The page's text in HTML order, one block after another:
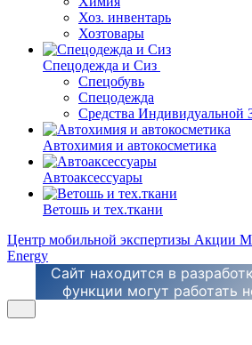
Хоз. инвентарь
Хозтовары
Спецодежда и Сиз
Спецобувь
Спецодежда
Средства Индивидуальной
Автохимия и автокосметика
Автоаксессуары
Ветошь и тех.ткани
Центр мобильной экспертизы Акции
Energy
Сайт находится в
функции могут работать